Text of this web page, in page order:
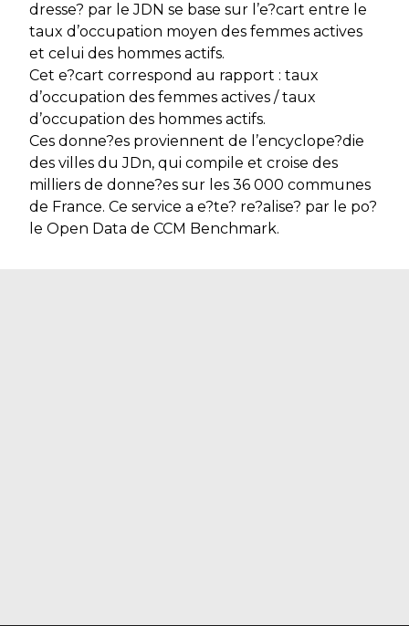
dresse? par le JDN se base sur l’e?cart entre le
taux d’occupation moyen des femmes actives
et celui des hommes actifs.
Cet e?cart correspond au rapport : taux
d’occupation des femmes actives / taux
d’occupation des hommes actifs.
Ces donne?es proviennent de l’encyclope?die
des villes du JDn, qui compile et croise des
milliers de donne?es sur les 36 000 communes
de France. Ce service a e?te? re?alise? par le po?
le Open Data de CCM Benchmark.